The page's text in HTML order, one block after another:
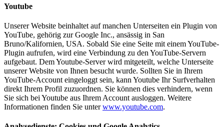
Youtube
Unserer Website beinhaltet auf manchen Unterseiten ein Plugin von
YouTube, gehörig zur Google Inc., ansässig in San
Bruno/Kalifornien, USA. Sobald Sie eine Seite mit einem YouTube-
Plugin aufrufen, wird eine Verbindung zu den YouTube-Servern
aufgebaut. Dem Youtube-Server wird mitgeteilt, welche Unterseite
unserer Website von Ihnen besucht wurde. Sollten Sie in Ihrem
YouTube-Account eingeloggt sein, kann Youtube Ihr Surfverhalten
direkt Ihrem Profil zuzuordnen. Sie können dies verhindern, wenn
Sie sich bei Youtube aus Ihrem Account ausloggen. Weitere
Informationen finden Sie unterwww.youtube.com.